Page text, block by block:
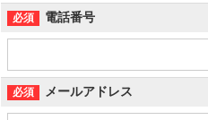
電話番号
メールアドレス